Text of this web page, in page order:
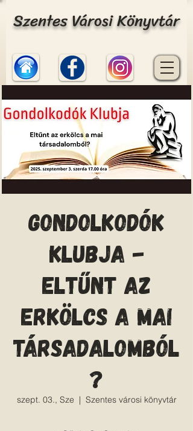
Szentes Városi Könyvtár
Gondolkodók
Klubja -
Eltűnt az
erkölcs a mai
társadalomból
?
szept. 03., Sze
  |
Szentes városi könyvtár